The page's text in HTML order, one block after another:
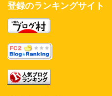
登録のランキングサイト